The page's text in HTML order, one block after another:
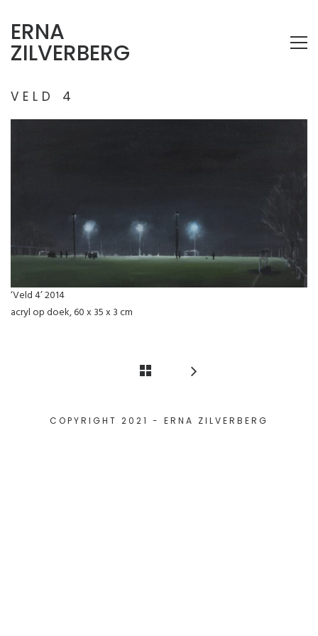
ERNA
ZILVERBERG
VELD 4
‘Veld 4’ 2014
acryl op doek, 60 x 35 x 3 cm
COPYRIGHT 2021 - ERNA ZILVERBERG